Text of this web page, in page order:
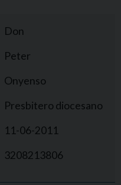
Don
Peter
Onyenso
Presbitero diocesano
11-06-2011
3208213806